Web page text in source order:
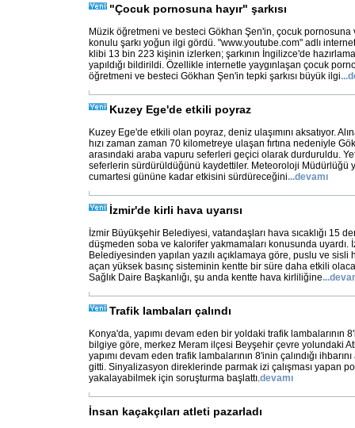
"Çocuk pornosuna hayır" şarkısı
Müzik öğretmeni ve besteci Gökhan Şen'in, çocuk pornosuna
konulu şarkı yoğun ilgi gördü. "www.youtube.com" adlı
klibi 13 bin 223 kişinin izlerken; şarkının İngilizce'de
yapıldığı bildirildi. Özellikle internetle yaygınlaşan çocuk
öğretmeni ve besteci Gökhan Şen'in tepki şarkısı büyük ilgi...
Kuzey Ege'de etkili poyraz
Kuzey Ege'de etkili olan poyraz, deniz ulaşımını aksatıyor.
hızı zaman zaman 70 kilometreye ulaşan fırtına nedeniyle
arasındaki araba vapuru seferleri geçici olarak durduruldu.
seferlerin sürdürüldüğünü kaydettiler. Meteoroloji Müdürlüğü
cumartesi gününe kadar etkisini sürdüreceğini...devamı
İzmir'de kirli hava uyarısı
İzmir Büyükşehir Belediyesi, vatandaşları hava sıcaklığı 15
düşmeden soba ve kalorifer yakmamaları konusunda uyardı.
Belediyesinden yapılan yazılı açıklamaya göre, puslu ve
açan yüksek basınç sisteminin kentte bir süre daha etkili
Sağlık Daire Başkanlığı, şu anda kentte hava kirliliğine...
Trafik lambaları çalındı
Konya'da, yapımı devam eden bir yoldaki trafik lambalarının
bilgiye göre, merkez Meram ilçesi Beyşehir çevre yolundaki
yapımı devam eden trafik lambalarının 8'inin çalındığı
gitti. Sinyalizasyon direklerinde parmak izi çalışması yapan
yakalayabilmek için soruşturma başlattı.devamı
İnsan kaçakçıları atleti pazarladı